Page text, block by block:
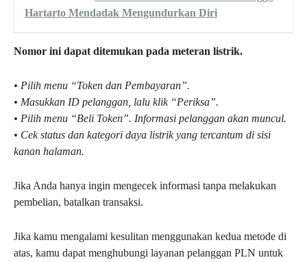
Hartarto Mendadak Mengundurkan Diri
Nomor ini dapat ditemukan pada meteran listrik.
• Pilih menu “Token dan Pembayaran”.
• Masukkan ID pelanggan, lalu klik “Periksa”.
• Pilih menu “Beli Token”. Informasi pelanggan akan muncul.
• Cek status dan kategori daya listrik yang tercantum di sisi
kanan halaman.
Jika Anda hanya ingin mengecek informasi tanpa melakukan
pembelian, batalkan transaksi.
Jika kamu mengalami kesulitan menggunakan kedua metode di
atas, kamu dapat menghubungi layanan pelanggan PLN untuk